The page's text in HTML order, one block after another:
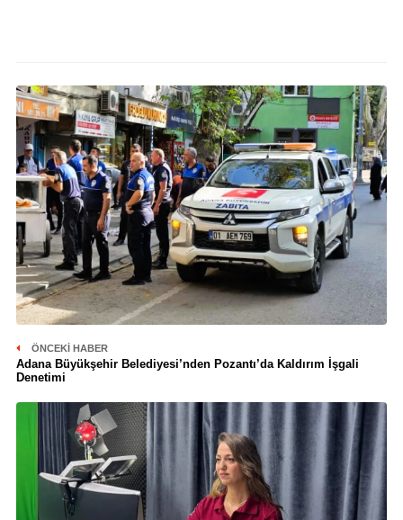
ÖNCEKI HABER
Adana Büyükşehir Belediyesi’nden Pozantı’da Kaldırım İşgali
Denetimi